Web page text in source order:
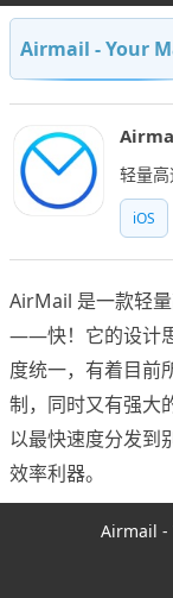
Airmail - Your
轻量
iOS
AirMail 是一款轻
——快！它的设计
度统一，有着目前
制，同时又有强大
以最快速度分发到
效率利器。
Airmail -